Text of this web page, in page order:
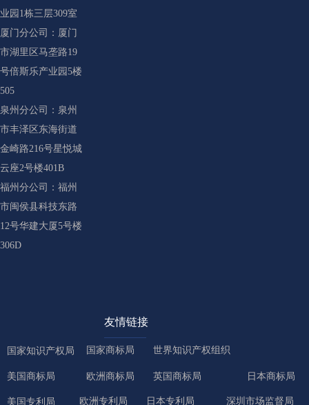
业园1栋三层309室
厦门分公司：厦门
市湖里区马垄路19
号倍斯乐产业园5楼
505
泉州分公司：泉州
市丰泽区东海街道
金崎路216号星悦城
云座2号楼401B
福州分公司：福州
市闽侯县科技东路
12号华建大厦5号楼
306D
友情链接
国家知识产权局 国家商标局 世界知识产权组织
美国商标局 欧洲商标局 英国商标局 日本商标局
美国专利局 欧洲专利局 日本专利局 深圳市场监督局